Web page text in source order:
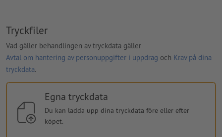
Tryckfiler
Vad gäller behandlingen av tryckdata gäller
Avtal om hantering av personuppgifter i uppdrag och Krav på dina
tryckdata.
Egna tryckdata
Du kan ladda upp dina tryckdata före eller efter
köpet.